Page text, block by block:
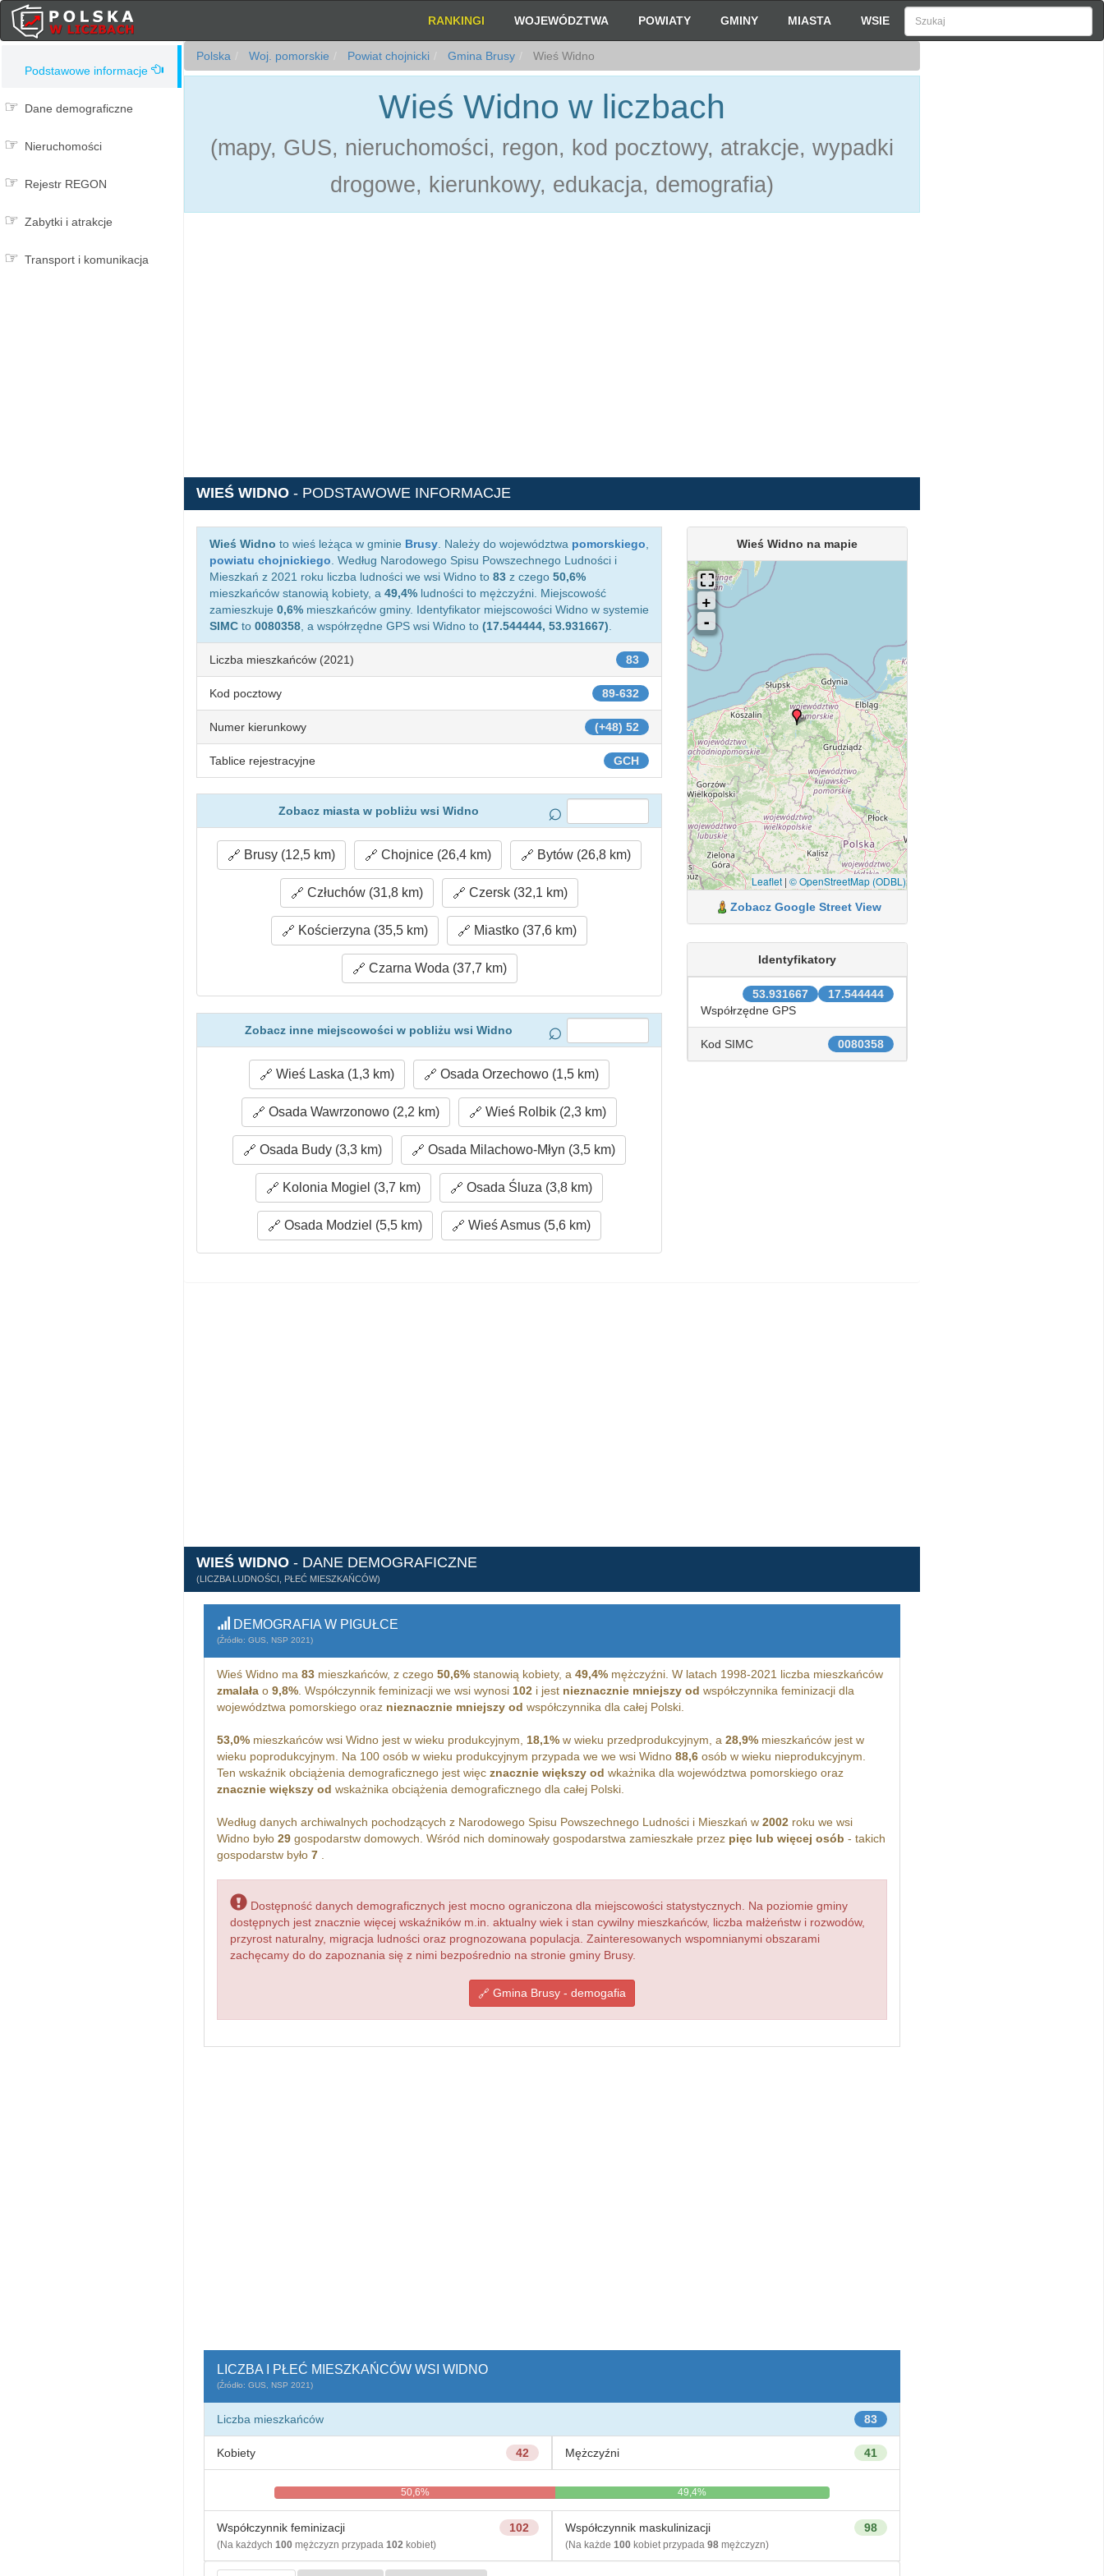
RANKINGI WOJEWÓDZTWA POWIATY GMINY MIASTA WSIE
Podstawowe informacje
Dane demograficzne
Nieruchomości
Rejestr REGON
Zabytki i atrakcje
Transport i komunikacja
Polska Woj. pomorskie Powiat chojnicki Gmina Brusy Wieś Widno
Wieś Widno w liczbach
(mapy, GUS, nieruchomości, regon, kod pocztowy, atrakcje, wypadki
drogowe, kierunkowy, edukacja, demografia)
WIEŚ WIDNO - PODSTAWOWE INFORMACJE
Wieś Widno to wieś leżąca w gminie Brusy . Należy do województwa pomorskiego
powiatu chojnickiego . Według Narodowego Spisu Powszechnego Ludności i
Mieszkań z 2021 roku liczba ludności we wsi Widno to 83 z czego 50,6%
mieszkańców stanowią kobiety, a 49,4% ludności to mężczyźni. Miejscowość
zamieszkuje 0,6% mieszkańców gminy. Identyfikator miejscowości Widno w systemie
SIMC to 0080358 , a współrzędne GPS wsi Widno to (17.544444, 53.931667)
83
Liczba mieszkańców (2021)
89-632
Kod pocztowy
(+48) 52
Numer kierunkowy
GCH
Tablice rejestracyjne
Zobacz miasta w pobliżu wsi Widno
Brusy (12,5 km) Chojnice (26,4 km) Bytów (26,8 km)
Człuchów (31,8 km) Czersk (32,1 km)
Kościerzyna (35,5 km) Miastko (37,6 km)
Czarna Woda (37,7 km)
Zobacz inne miejscowości w pobliżu wsi Widno
Wieś Laska (1,3 km) Osada Orzechowo (1,5 km)
Osada Wawrzonowo (2,2 km) Wieś Rolbik (2,3 km)
Osada Budy (3,3 km) Osada Milachowo-Młyn (3,5 km)
Kolonia Mogiel (3,7 km) Osada Śluza (3,8 km)
Osada Modziel (5,5 km) Wieś Asmus (5,6 km)
Wieś Widno na mapie
Leaflet| © OpenStreetMap (ODBL)
Zobacz Google Street View
Identyfikatory
17.544444
53.931667
Współrzędne GPS
0080358
Kod SIMC
WIEŚ WIDNO - DANE DEMOGRAFICZNE
(LICZBA LUDNOŚCI, PŁEĆ MIESZKAŃCÓW)
DEMOGRAFIA W PIGUŁCE
(Źródło: GUS, NSP 2021)
Wieś Widno ma 83mieszkańców, z czego 50,6%stanowią kobiety, a 49,4%mężczyźni. W latach 1998-2021 liczba mieszkańców
zmalałao 9,8%. Współczynnik feminizacji we wsi wynosi 102i jest nieznacznie mniejszy od współczynnika feminizacji dla
województwa pomorskiego oraz nieznacznie mniejszy od współczynnika dla całej Polski.
53,0%mieszkańców wsi Widno jest w wieku produkcyjnym, 18,1%w wieku przedprodukcyjnym, a 28,9%mieszkańców jest w
wieku poprodukcyjnym. Na 100 osób w wieku produkcyjnym przypada we we wsi Widno 88,6osób w wieku nieprodukcyjnym.
Ten wskaźnik obciążenia demograficznego jest więc znacznie większy od wkażnika dla województwa pomorskiego oraz
znacznie większy od wskażnika obciążenia demograficznego dla całej Polski.
Według danych archiwalnych pochodzących z Narodowego Spisu Powszechnego Ludności i Mieszkań w 2002roku we wsi
Widno było 29gospodarstw domowych. Wśród nich dominowały gospodarstwa zamieszkałe przez pięc lub więcej osób - takich
gospodarstw było 7.
Dostępność danych demograficznych jest mocno ograniczona dla miejscowości statystycznych. Na poziomie gminy
dostępnych jest znacznie więcej wskaźników m.in. aktualny wiek i stan cywilny mieszkańców, liczba małżeństw i rozwodów,
przyrost naturalny, migracja ludności oraz prognozowana populacja. Zainteresowanych wspomnianymi obszarami
zachęcamy do do zapoznania się z nimi bezpośrednio na stronie gminy Brusy.
Gmina Brusy - demogafia
LICZBA I PŁEĆ MIESZKAŃCÓW WSI WIDNO
(Źródło: GUS, NSP 2021)
83
Liczba mieszkańców
42
Kobiety 41
Mężczyźni
50,6% 49,4%
102
Współczynnik feminizacji
(Na każdych 100mężczyzn przypada 102kobiet)
98
Współczynnik maskulinizacji
(Na każde 100kobiet przypada 98mężczyzn)